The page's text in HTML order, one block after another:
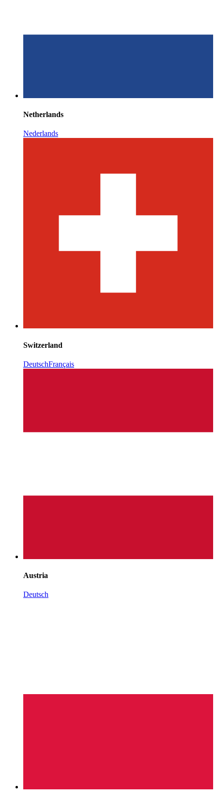
Netherlands
Nederlands
Switzerland
DeutschFrançais
Austria
Deutsch